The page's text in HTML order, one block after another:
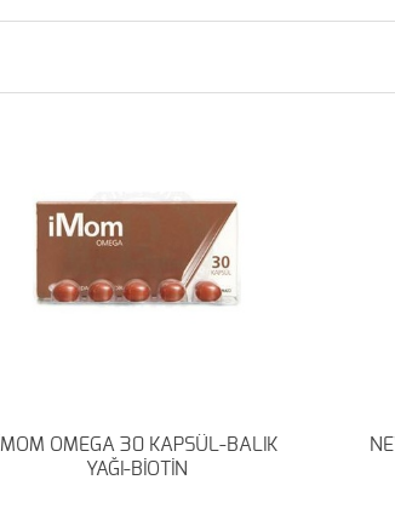
İMOM OMEGA 30 KAPSÜL-BALIK
YAĞI-BİOTİN